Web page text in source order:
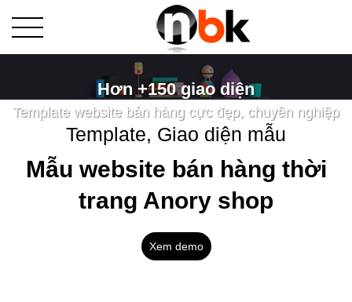
Hơn +150 giao diện
Template website bán hàng cực đẹp, chuyên nghiệp
Template, Giao diện mẫu
Mẫu website bán hàng thời
trang Anory shop
Xem demo